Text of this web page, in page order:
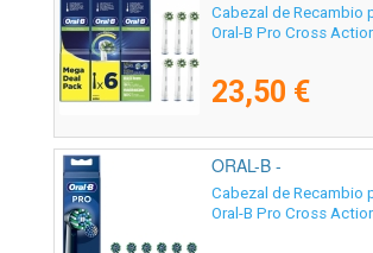
Cabezal de Recambio
Oral-B Pro Cross
23,50 €
ORAL-B -
Cabezal de Recambio
Oral-B Pro Cross